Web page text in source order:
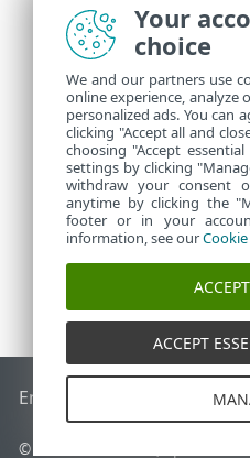
End of Life Base de
© 1992 - 2026 ESET, spol. s r.o.
Your
choice
We and our partners use
online experience, analyze
personalized ads. You can
clicking "Accept all and
choosing "Accept
settings by clicking
withdraw your consent
anytime by clicking the
footer or in your
information, see our
ACCEPT